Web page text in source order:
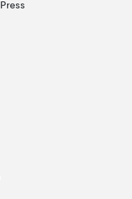
Press